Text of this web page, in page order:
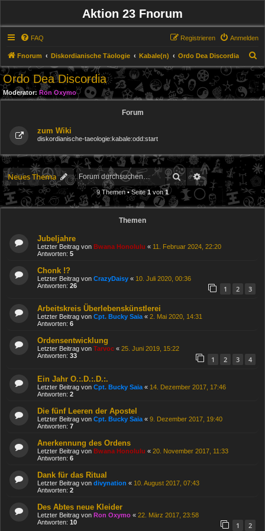
Aktion 23 Fnorum
FAQ Anmelden
Registrieren
Fnorum Diskordianische Täologie Kabale(n) Ordo Dea Discordia
u
h
Ordo Dea Discordia
Moderator: Ron Oxymo
Forum
zum Wiki
diskordianische-taeologie:kabale:odd:start
Neues Thema SucheErweiterte Suche
9 Themen • Seite1 von1
Themen
Jubeljahre
Letzter Beitrag von Bwana Honolulu « 11. Februar 2024, 22:20
Antworten: 5
Chonk !?
Letzter Beitrag von CrazyDaisy « 10. Juli 2020, 00:36
Antworten: 26 1 2 3
Arbeitskreis Überlebenskünstlerei
Letzter Beitrag von Cpt. Bucky Saia « 2. Mai 2020, 14:31
Antworten: 6
Ordensentwicklung
Letzter Beitrag von Tarvoc « 25. Juni 2019, 15:22
Antworten: 33 1 2 3 4
Ein Jahr O.:.D.:.D.:.
Letzter Beitrag von Cpt. Bucky Saia « 14. Dezember 2017, 17:46
Antworten: 2
Die fünf Leeren der Apostel
Letzter Beitrag von Cpt. Bucky Saia « 9. Dezember 2017, 19:40
Antworten: 7
Anerkennung des Ordens
Letzter Beitrag von Bwana Honolulu « 20. November 2017, 11:33
Antworten: 6
Dank für das Ritual
Letzter Beitrag von divynation « 10. August 2017, 07:43
Antworten: 2
Des Abtes neue Kleider
Letzter Beitrag von Ron Oxymo « 22. März 2017, 23:58
Antworten: 10 1 2